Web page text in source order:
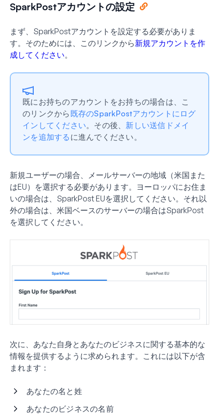
SparkPostアカウントの設定
まず、SparkPostアカウントを設定する必要がありま
す。そのためには、このリンクから新規アカウントを作
成してください。
既にお持ちのアカウントをお持ちの場合は、こ
のリンクから 既存のSparkPostアカウントにログ
インしてください。その後、 新しい送信ドメイ
ンを追加する に進んでください。
新規ユーザーの場合、メールサーバーの地域（米国また
はEU）を選択する必要があります。ヨーロッパにお住ま
いの場合は、 SparkPost EUを選択してください。それ以
外の場合は、米国ベースのサーバーの場合はSparkPost
を選択してください。
次に、あなた自身とあなたのビジネスに関する基本的な
情報を提供するように求められます。これには以下が含
まれます：
あなたの名と姓
あなたのビジネスの名前